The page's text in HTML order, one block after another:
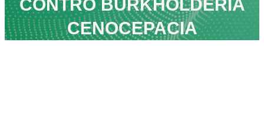
CONTRO BURKHOLDERIA
CENOCEPACIA